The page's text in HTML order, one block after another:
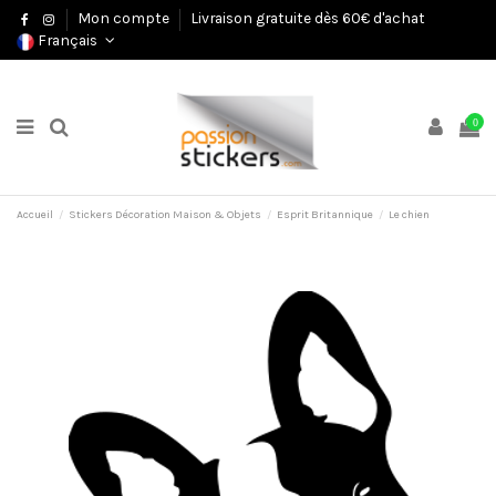
Mon compte
Livraison gratuite dès 60€ d'achat
Français
0
Accueil Stickers Décoration Maison & Objets Esprit Britannique Le chien